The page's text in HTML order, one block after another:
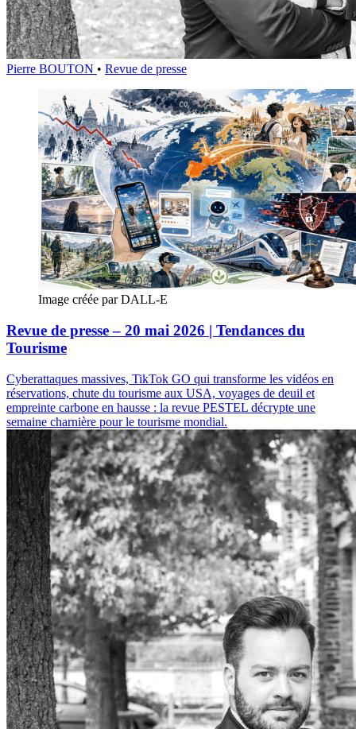
Pierre BOUTON • Revue de presse
Image créée par DALL-E
Revue de presse – 20 mai 2026 | Tendances du
Tourisme
Cyberattaques massives, TikTok GO qui transforme les vidéos en
réservations, chute du tourisme aux USA, voyages de deuil et
empreinte carbone en hausse : la revue PESTEL décrypte une
semaine charnière pour le tourisme mondial.